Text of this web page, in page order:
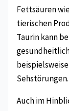
Fettsäuren
tierischen
Taurin kann
Sehstörungen.
Auch im